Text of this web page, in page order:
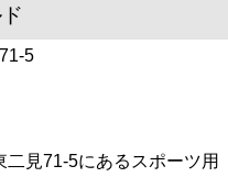
5
見71-5にあるスポーツ用